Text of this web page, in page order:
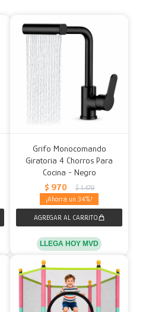
Grifo Monocomando
Giratoria 4 Chorros Para
Cocina - Negro
$ 970 $ 1.479
34
LLEGA HOY MVD